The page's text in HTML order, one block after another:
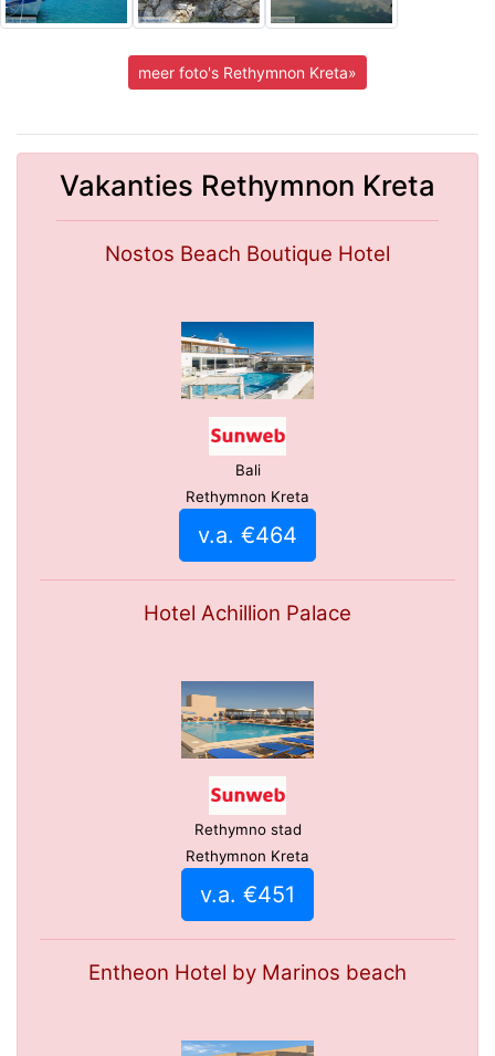
meer foto's Rethymnon Kreta»
Vakanties Rethymnon Kreta
Nostos Beach Boutique Hotel
Bali
Rethymnon Kreta
v.a. €464
Hotel Achillion Palace
Rethymno stad
Rethymnon Kreta
v.a. €451
Entheon Hotel by Marinos beach